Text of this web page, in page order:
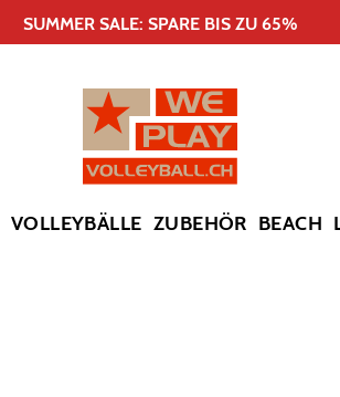
SUMMER SALE: SPARE BIS ZU 65%
VOLLEYBÄLLE ZUBEHÖR BEACH